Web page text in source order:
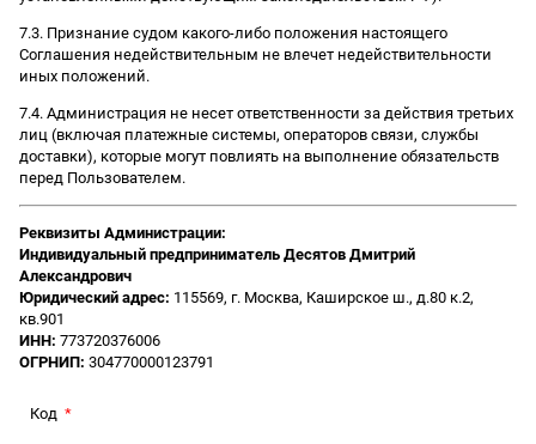
7.3. Признание судом какого-либо положения настоящего
Соглашения недействительным не влечет недействительности
иных положений.
7.4. Администрация не несет ответственности за действия третьих
лиц (включая платежные системы, операторов связи, службы
доставки), которые могут повлиять на выполнение обязательств
перед Пользователем.
Реквизиты Администрации:
Индивидуальный предприниматель Десятов Дмитрий
Александрович
Юридический адрес: 115569, г. Москва, Каширское ш., д.80 к.2,
кв.901
ИНН: 773720376006
ОГРНИП: 304770000123791
Код